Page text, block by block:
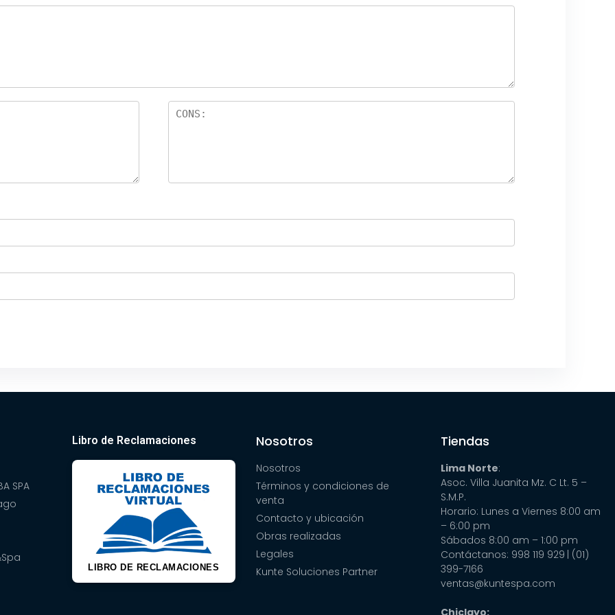
SPA
Libro de Reclamaciones
LIBRO DE RECLAMACIONES
Nosotros
Nosotros
Términos y condiciones de
venta
Contacto y ubicación
Obras realizadas
Legales
Kunte Soluciones Partner
Tiendas
Lima Norte:
Asoc. Villa Juanita Mz. C Lt. 5 –
S.M.P.
Horario: Lunes a Viernes 8:00 am
– 6:00 pm
Sábados 8:00 am – 1:00 pm
Contáctanos: 998 119 929 | (01)
399-7166
ventas@kuntespa.com